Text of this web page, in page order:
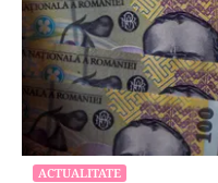
ACTUALITATE